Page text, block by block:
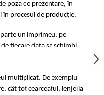
poza de prezentare, în
în procesul de producție.
un imprimeu, pe
fiecare data sa schimbi
multiplicat. De exemplu:
cât tot cearceaful, lenjeria